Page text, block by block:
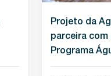
Projeto da
parceira com
Programa